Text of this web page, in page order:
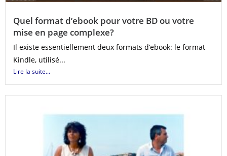
Quel format d’ebook pour votre BD ou votre
mise en page complexe?
Il existe essentiellement deux formats d’ebook: le format
Kindle, utilisé...
Lire la suite...